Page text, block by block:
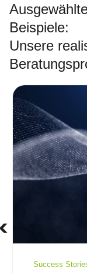
Beispiele:
Unsere
Success